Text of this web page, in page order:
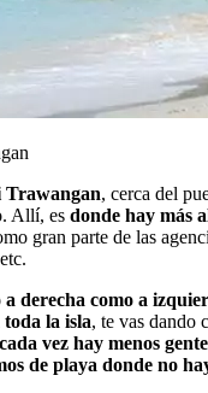
Trawangan, cerca del
Allí, es donde hay más
gran parte de las
a derecha como a
la isla, te vas dando
vez hay menos gente
de playa donde no